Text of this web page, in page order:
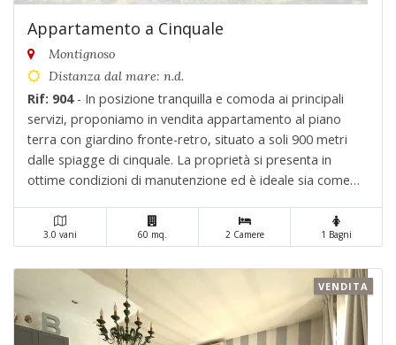
Appartamento a Cinquale
Montignoso
Distanza dal mare: n.d.
Rif: 904- In posizione tranquilla e comoda ai principali
servizi, proponiamo in vendita appartamento al piano
terra con giardino fronte-retro, situato a soli 900 metri
dalle spiagge di cinquale. La proprietà si presenta in
ottime condizioni di manutenzione ed è ideale sia come
abitazione principale. Composizione intern. . .
3.0 vani 60 mq. 2 Camere 1 Bagni
VENDITA